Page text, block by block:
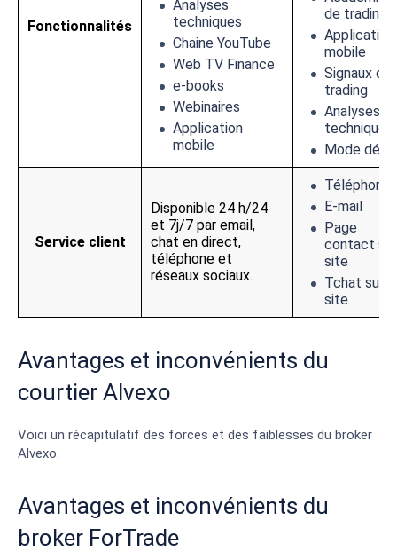
Fonctionnalités
Analyses
techniques
Chaine YouTube
Web TV Finance
e-books
Webinaires
Application
mobile
de trading
Application
mobile
Signaux de
trading
Analyses
techniques
Mode
Service client
Disponible 24 h/24
et 7j/7 par email,
chat en direct,
téléphone et
réseaux sociaux.
Téléphone
E-mail
Page
contact sur
site
Tchat sur
site
Avantages et inconvénients du
courtier Alvexo
Voici un récapitulatif des forces et des faiblesses du broker
Alvexo.
Avantages et inconvénients du
broker ForTrade